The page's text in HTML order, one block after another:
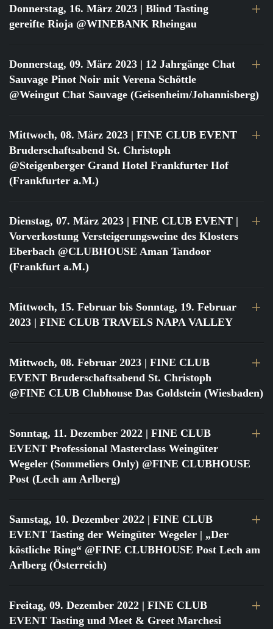
Donnerstag, 16. März 2023 | Blind Tasting
gereifte Rioja @WINEBANK Rheingau
Donnerstag, 09. März 2023 | 12 Jahrgänge Chat
Sauvage Pinot Noir mit Verena Schöttle
@Weingut Chat Sauvage (Geisenheim/Johannisberg)
Mittwoch, 08. März 2023 | FINE CLUB EVENT
Bruderschaftsabend St. Christoph
@Steigenberger Grand Hotel Frankfurter Hof
(Frankfurter a.M.)
Dienstag, 07. März 2023 | FINE CLUB EVENT |
Vorverkostung Versteigerungsweine des Klosters
Eberbach @CLUBHOUSE Aman Tandoor
(Frankfurt a.M.)
Mittwoch, 15. Februar bis Sonntag, 19. Februar
2023 | FINE CLUB TRAVELS NAPA VALLEY
Mittwoch, 08. Februar 2023 | FINE CLUB
EVENT Bruderschaftsabend St. Christoph
@FINE CLUB Clubhouse Das Goldstein (Wiesbaden)
Sonntag, 11. Dezember 2022 | FINE CLUB
EVENT Professional Masterclass Weingüter
Wegeler (Sommeliers Only) @FINE CLUBHOUSE
Post (Lech am Arlberg)
Samstag, 10. Dezember 2022 | FINE CLUB
EVENT Tasting der Weingüter Wegeler | „Der
köstliche Ring“ @FINE CLUBHOUSE Post Lech am
Arlberg (Österreich)
Freitag, 09. Dezember 2022 | FINE CLUB
EVENT Tasting und Meet & Greet Marchesi